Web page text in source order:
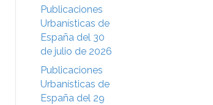
Publicaciones
Urbanísticas de
España del 30
de julio de 2026
Publicaciones
Urbanísticas de
España del 29